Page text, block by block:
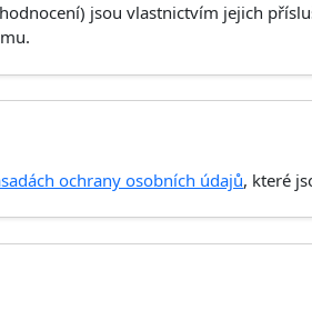
jsou vlastnictvím jejich
ochrany osobních údajů, které